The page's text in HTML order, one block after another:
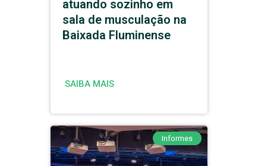
atuando sozinho em
sala de musculação na
Baixada Fluminense
SAIBA MAIS
Informes